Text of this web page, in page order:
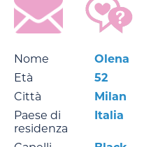
Nome
Olena
Età
52
Città
Milan
Paese di
residenza
Italia